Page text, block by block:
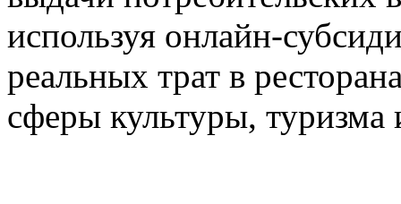
используя онлайн-
реальных трат в
сферы культуры, туризма